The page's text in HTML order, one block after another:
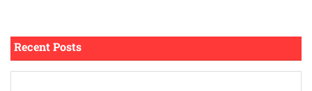
Recent Posts